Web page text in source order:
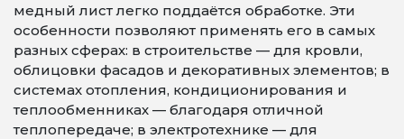
медный лист легко поддаётся обработке. Эти
особенности позволяют применять его в самых
разных сферах: в строительстве — для кровли,
облицовки фасадов и декоративных элементов; в
системах отопления, кондиционирования и
теплообменниках — благодаря отличной
теплопередаче; в электротехнике — для